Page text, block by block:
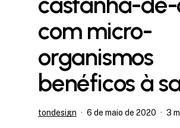
com micro-
organismos
benéficos à
tondesign 6 de maio de 2020 3